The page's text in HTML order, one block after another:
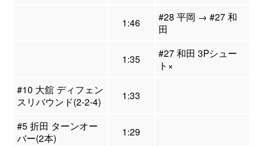
1:46
#28 平岡 → #27 和
田
1:35
#27 和田 3Pシュー
ト×
#10 大舘 ディフェン
スリバウンド(2-2-4)
1:33
#5 折田 ターンオー
バー(2本)
1:29